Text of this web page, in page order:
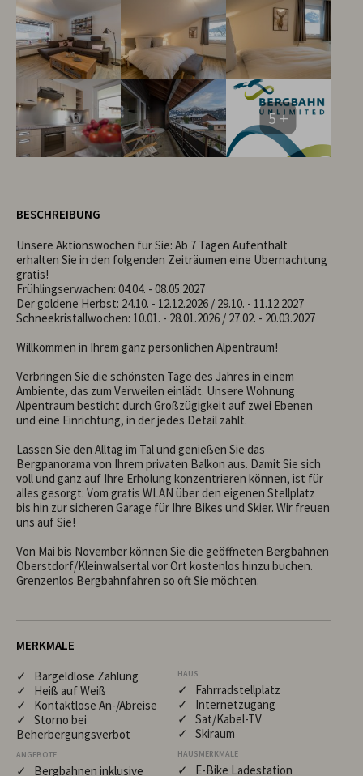
5 +
BESCHREIBUNG
Unsere Aktionswochen für Sie: Ab 7 Tagen Aufenthalt
erhalten Sie in den folgenden Zeiträumen eine Übernachtung
gratis!
Frühlingserwachen: 04.04. - 08.05.2027
Der goldene Herbst: 24.10. - 12.12.2026 / 29.10. - 11.12.2027
Schneekristallwochen: 10.01. - 28.01.2026 / 27.02. - 20.03.2027
Willkommen in Ihrem ganz persönlichen Alpentraum!
Verbringen Sie die schönsten Tage des Jahres in einem
Ambiente, das zum Verweilen einlädt. Unsere Wohnung
Alpentraum besticht durch Großzügigkeit auf zwei Ebenen
und eine Einrichtung, in der jedes Detail zählt.
Lassen Sie den Alltag im Tal und genießen Sie das
Bergpanorama von Ihrem privaten Balkon aus. Damit Sie sich
voll und ganz auf Ihre Erholung konzentrieren können, ist für
alles gesorgt: Vom gratis WLAN über den eigenen Stellplatz
bis hin zur sicheren Garage für Ihre Bikes und Skier. Wir freuen
uns auf Sie!
Von Mai bis November können Sie die geöffneten Bergbahnen
Oberstdorf/Kleinwalsertal vor Ort kostenlos hinzu buchen.
Grenzenlos Bergbahnfahren so oft Sie möchten.
MERKMALE
✓ Bargeldlose Zahlung
✓ Heiß auf Weiß
✓ Kontaktlose An-/Abreise
✓ Storno bei
Beherbergungsverbot
ANGEBOTE
✓ Bergbahnen inklusive
HAUS
✓ Fahrradstellplatz
✓ Internetzugang
✓ Sat/Kabel-TV
✓ Skiraum
HAUSMERKMALE
✓ E-Bike Ladestation